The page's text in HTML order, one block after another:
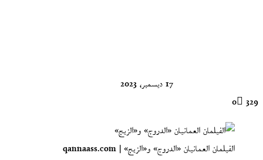
17 ديسمبر، 2023
0 329
الفيلمان العمانيان «الدروج» و«الزيج» | qannaass.com